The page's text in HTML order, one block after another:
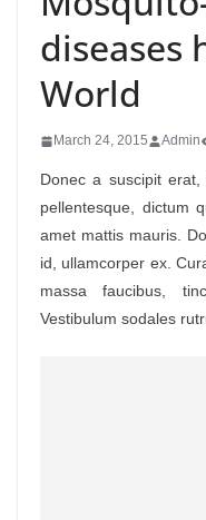
diseases
World
March 24, 2015 Admin
Donec a suscipit
pellentesque, dictum
amet mattis mauris.
id, ullamcorper ex.
massa faucibus,
Vestibulum sodales